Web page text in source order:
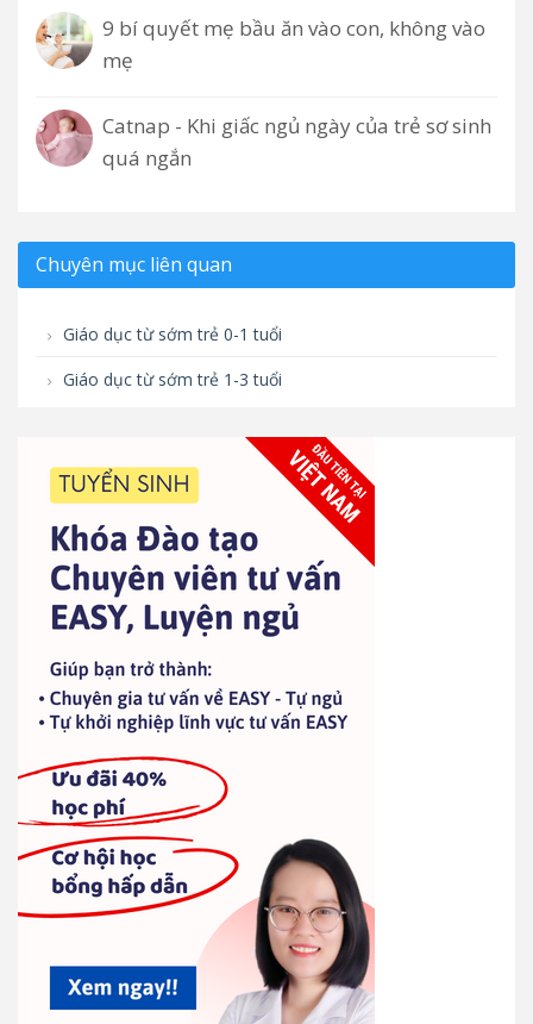
9 bí quyết mẹ bầu ăn vào con, không vào
mẹ
Catnap - Khi giấc ngủ ngày của trẻ sơ sinh
quá ngắn
Chuyên mục liên quan
Giáo dục từ sớm trẻ 0-1 tuổi
Giáo dục từ sớm trẻ 1-3 tuổi